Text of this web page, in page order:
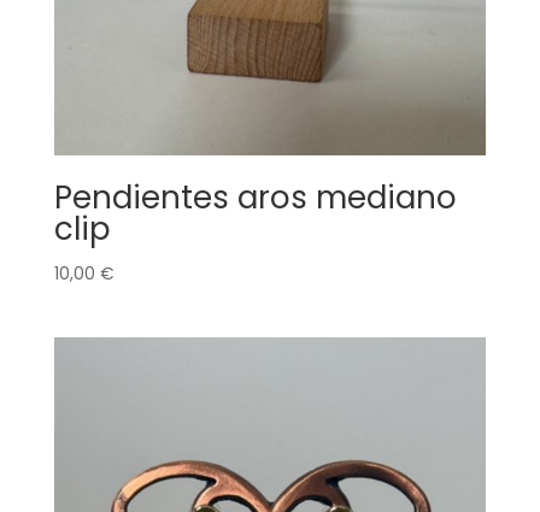
Pendientes aros mediano
clip
10,00 €